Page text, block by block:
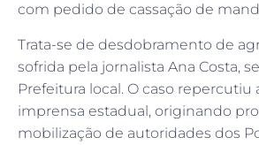
com pedido de cassação de
Trata-se de desdobramento de
sofrida pela jornalista Ana Costa,
Prefeitura local. O caso
imprensa estadual, originando
mobilização de autoridades dos